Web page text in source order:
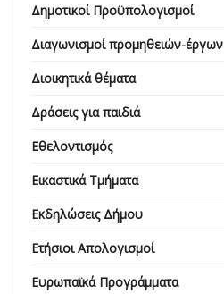
Δημοτικοί Προϋπολογισμοί
Διαγωνισμοί προμηθειών-έργων
Διοικητικά θέματα
Δράσεις για παιδιά
Εθελοντισμός
Εικαστικά Τμήματα
Εκδηλώσεις Δήμου
Ετήσιοι Απολογισμοί
Ευρωπαϊκά Προγράμματα